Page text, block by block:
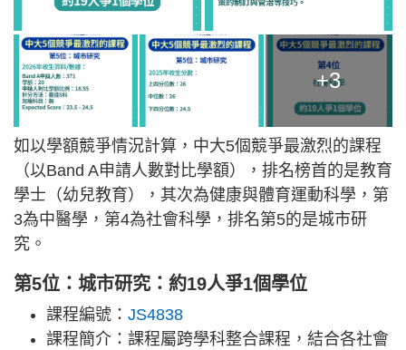
+3
如以學額競爭情況計算，中大5個競爭最激烈的課程
（以Band A申請人數對比學額），排名榜首的是教育
學士（幼兒教育），其次為健康與體育運動科學，第
3為中醫學，第4為社會科學，排名第5的是城市研
究。
第5位：城市研究：約19人爭1個學位
課程編號： JS4838
課程簡介：課程屬跨學科整合課程，結合各社會